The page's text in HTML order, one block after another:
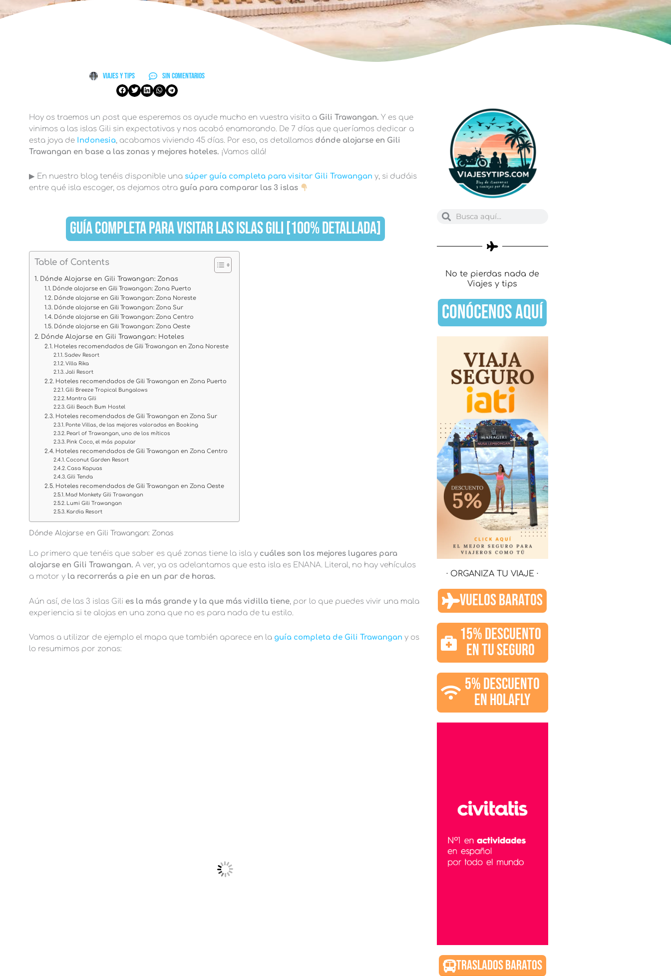
Viajes y Tips Sin comentarios
Hoy os traemos un post que esperemos os ayude mucho en vuestra visita aGili Trawangan. Y es que
vinimos a las islas Gili sin expectativas y nos acabó enamorando. De 7 días que queríamos dedicar a
esta joya de Indonesia, acabamos viviendo 45 días. Por eso, os detallamos dónde alojarse en Gili
Trawangan en base a las zonas y mejores hoteles. ¡Vamos allá!
▶︎ En nuestro blog tenéis disponible una súper guía completa para visitar Gili Trawangan y, si dudáis
entre qué isla escoger, os dejamos otra guía para comparar las 3 islas
GUÍA COMPLETA PARA VISITAR LAS ISLAS GILI [100% DETALLADA]
Table of Contents
Dónde Alojarse en Gili Trawangan: Zonas
Dónde alojarse en Gili Trawangan: Zona Puerto
Dónde alojarse en Gili Trawangan: Zona Noreste
Dónde alojarse en Gili Trawangan: Zona Sur
Dónde alojarse en Gili Trawangan: Zona Centro
Dónde alojarse en Gili Trawangan: Zona Oeste
Dónde Alojarse en Gili Trawangan: Hoteles
Hoteles recomendados de Gili Trawangan en Zona Noreste
Sadev Resort
Villa Rika
Jali Resort
Hoteles recomendados de Gili Trawangan en Zona Puerto
Gili Breeze Tropical Bungalows
Mantra Gili
Gili Beach Bum Hostel
Hoteles recomendados de Gili Trawangan en Zona Sur
Ponte Villas, de las mejores valoradas en Booking
Pearl of Trawangan, uno de los míticos
Pink Coco, el más popular
Hoteles recomendados de Gili Trawangan en Zona Centro
Coconut Garden Resort
Casa Kapuas
Gili Tenda
Hoteles recomendados de Gili Trawangan en Zona Oeste
Mad Monkety Gili Trawangan
Lumi Gili Trawangan
Kardia Resort
Dónde Alojarse en Gili Trawangan: Zonas
Lo primero que tenéis que saber es qué zonas tiene la isla y cuáles son los mejores lugares para
alojarse en Gili Trawangan. A ver, ya os adelantamos que esta isla es ENANA. Literal, no hay vehículos
a motor y la recorrerás a pie en un par de horas.
Aún así, de las 3 islas Gili es la más grande y la que más vidilla tiene, por lo que puedes vivir una mala
experiencia si te alojas en una zona que no es para nada de tu estilo.
Vamos a utilizar de ejemplo el mapa que también aparece en la guía completa de Gili Trawangan y os
lo resumimos por zonas:
BuscarBuscar
No te pierdas nada de
Viajes y tips
CONÓCENOS AQUÍ
· ORGANIZA TU VIAJE ·
VUELOS BARATOS
15% DESCUENTO
EN TU SEGURO
5% DESCUENTO
EN HOLAFLY
TRASLADOS BARATOS